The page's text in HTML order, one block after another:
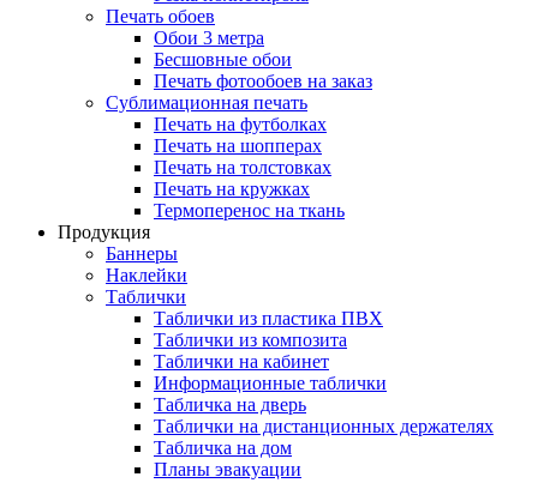
Печать обоев
Обои 3 метра
Бесшовные обои
Печать фотообоев на заказ
Сублимационная печать
Печать на футболках
Печать на шопперах
Печать на толстовках
Печать на кружках
Термоперенос на ткань
Продукция
Баннеры
Наклейки
Таблички
Таблички из пластика ПВХ
Таблички из композита
Таблички на кабинет
Информационные таблички
Табличка на дверь
Таблички на дистанционных держателях
Табличка на дом
Планы эвакуации